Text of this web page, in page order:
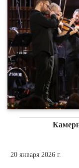
20 января 2026 г.